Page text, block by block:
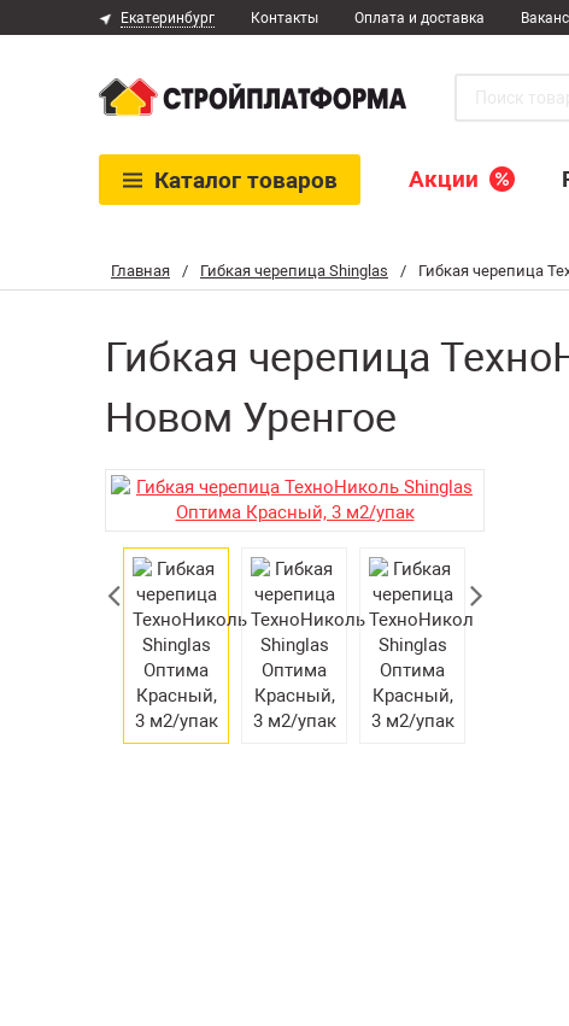
Главная / Гибкая черепица Shinglas / Гибкая черепица
Гибкая черепица
Новом Уренгое
Екатеринбург Контакты Оплата и доставка
Каталог товаров Акции